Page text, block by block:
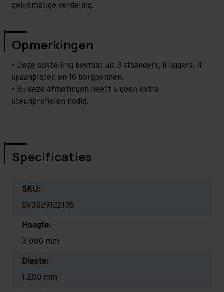
gelijkmatige verdeling.
Opmerkingen
• Deze opstelling bestaat uit 3 staanders, 8 liggers, 4
spaanplaten en 16 borgpennen.
• Bij deze afmetingen heeft u geen extra
steunprofielen nodig.
Specificaties
SKU:
GV3029122135
Hoogte:
3.000 mm
Diepte:
1.200 mm